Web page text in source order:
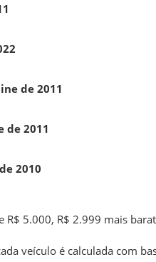
de 2011
de 2011
2010
R$ 5.000, R$ 2.999 mais
veículo é calculada com